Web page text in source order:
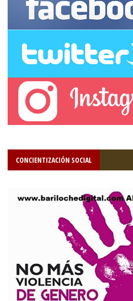
CONCIENTIZACIÓN SOCIAL